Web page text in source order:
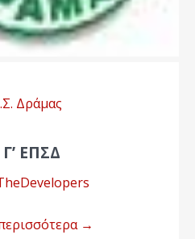
Δράμας
Γ’ ΕΠΣΔ
→